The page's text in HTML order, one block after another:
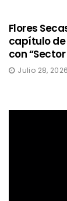
Flores
capítulo de
con “Sector
Julio 28, 2026